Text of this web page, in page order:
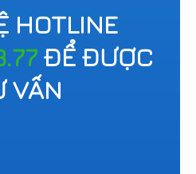
HOTLINE
ĐỂ ĐƯỢC
VẤN